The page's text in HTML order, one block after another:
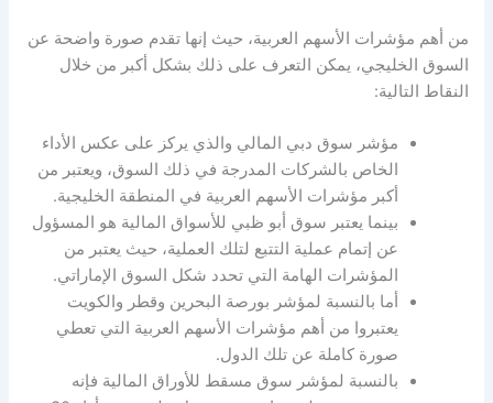
من أهم مؤشرات الأسهم العربية، حيث إنها تقدم صورة واضحة عن
السوق الخليجي، يمكن التعرف على ذلك بشكل أكبر من خلال
النقاط التالية:
مؤشر سوق دبي المالي والذي يركز على عكس الأداء
الخاص بالشركات المدرجة في ذلك السوق، ويعتبر من
أكبر مؤشرات الأسهم العربيةفي المنطقة الخليجية.
بينما يعتبر سوق أبو ظبي للأسواق المالية هو المسؤول
عن إتمام عملية التتبع لتلك العملية، حيث يعتبر من
المؤشرات الهامة التي تحدد شكل السوق الإماراتي.
أما بالنسبة لمؤشر بورصة البحرين وقطر والكويت
يعتبروا من أهم مؤشرات الأسهم العربيةالتي تعطي
صورة كاملة عن تلك الدول.
بالنسبة لمؤشر سوق مسقط للأوراق المالية فإنه